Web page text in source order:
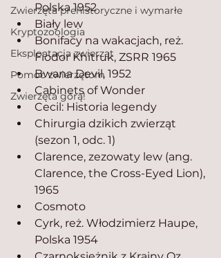
Zwierzęta prehistoryczne i wymarłe
Kryptozoologia
Eksploatacja zwierząt
Pomoc zwierzętom
Zwierzęta górą!
Polska 1952
Biały lew
Bonifacy na wakacjach, reż.
Fiodor Khitruk, ZSRR 1965
Bwana Devil, 1952
Cabinets of Wonder
Cecil: Historia legendy
Chirurgia dzikich zwierząt
(sezon 1, odc. 1)
Clarence, zezowaty lew (ang.
Clarence, the Cross-Eyed Lion),
1965
Cosmoto
Cyrk, reż. Włodzimierz Haupe,
Polska 1954